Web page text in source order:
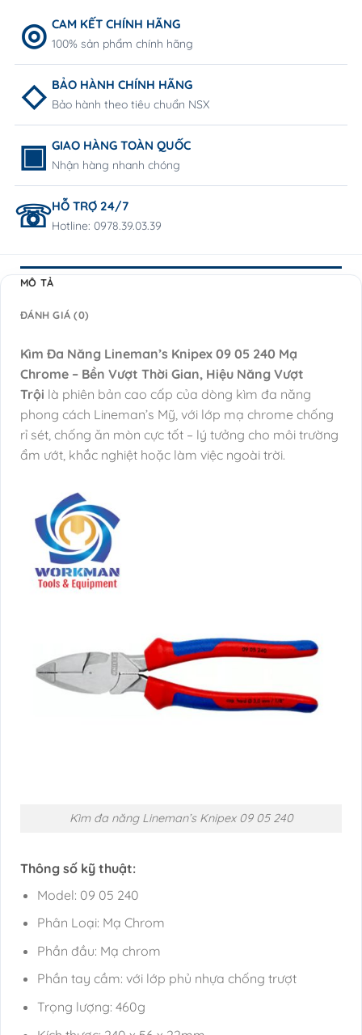
CAM KẾT CHÍNH HÃNG
100% sản phẩm chính hãng
BẢO HÀNH CHÍNH HÃNG
Bảo hành theo tiêu chuẩn NSX
GIAO HÀNG TOÀN QUỐC
Nhận hàng nhanh chóng
HỖ TRỢ 24/7
Hotline: 0978.39.03.39
MÔ TẢ
ĐÁNH GIÁ (0)
Kìm Đa Năng Lineman’s Knipex 09 05 240 Mạ
Chrome – Bền Vượt Thời Gian, Hiệu Năng Vượt
Trội là phiên bản cao cấp của dòng kìm đa năng
phong cách Lineman’s Mỹ, với lớp mạ chrome chống
rỉ sét, chống ăn mòn cực tốt – lý tưởng cho môi trường
ẩm ướt, khắc nghiệt hoặc làm việc ngoài trời.
Kìm đa năng Lineman’s Knipex 09 05 240
Thông số kỹ thuật:
Model: 09 05 240
Phân Loại: Mạ Chrom
Phần đầu: Mạ chrom
Phần tay cầm: với lớp phủ nhựa chống trượt
Trọng lượng: 460g